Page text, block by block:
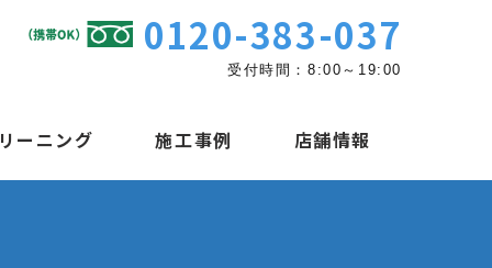
0120-383-037
受付時間：8:00～19:00
ーニング 施工事例 店舗情報